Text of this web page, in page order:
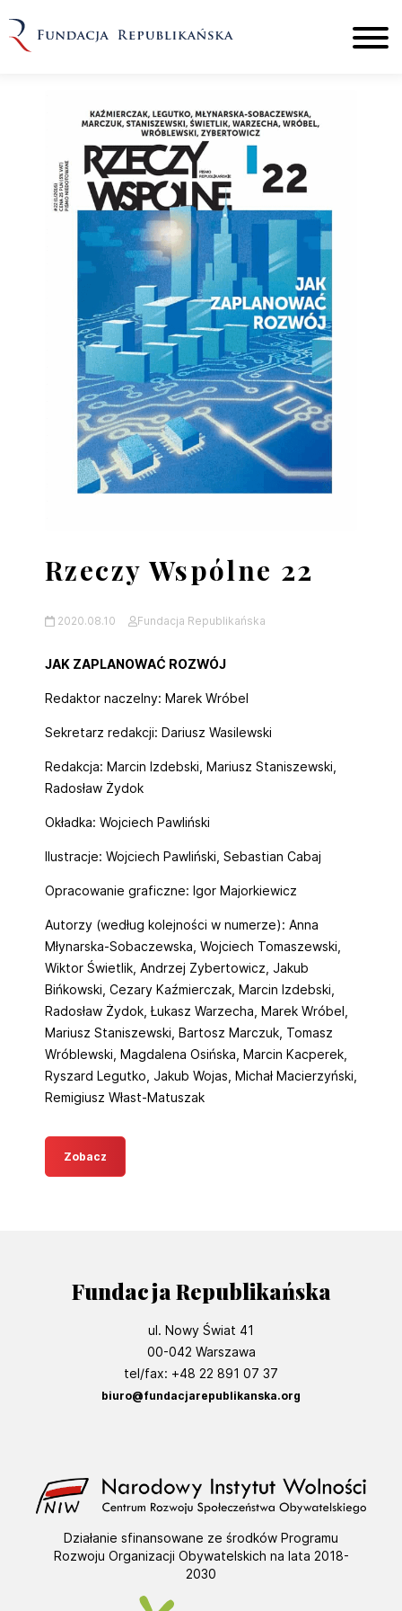
Rzeczy Wspólne 22
2020.08.10 Fundacja Republikańska
JAK ZAPLANOWAĆ ROZWÓJ
Redaktor naczelny: Marek Wróbel
Sekretarz redakcji: Dariusz Wasilewski
Redakcja: Marcin Izdebski, Mariusz Staniszewski,
Radosław Żydok
Okładka: Wojciech Pawliński
Ilustracje: Wojciech Pawliński, Sebastian Cabaj
Opracowanie graficzne: Igor Majorkiewicz
Autorzy (według kolejności w numerze): Anna
Młynarska-Sobaczewska, Wojciech Tomaszewski,
Wiktor Świetlik, Andrzej Zybertowicz, Jakub
Bińkowski, Cezary Kaźmierczak, Marcin Izdebski,
Radosław Żydok, Łukasz Warzecha, Marek Wróbel,
Mariusz Staniszewski, Bartosz Marczuk, Tomasz
Wróblewski, Magdalena Osińska, Marcin Kacperek,
Ryszard Legutko, Jakub Wojas, Michał Macierzyński,
Remigiusz Włast-Matuszak
Zobacz
Fundacja Republikańska
ul. Nowy Świat 41
00-042 Warszawa
tel/fax: +48 22 891 07 37
biuro@fundacjarepublikanska.org
Działanie sfinansowane ze środków Programu
Rozwoju Organizacji Obywatelskich na lata 2018-
2030